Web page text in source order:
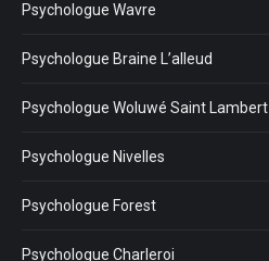
Psychologue Wavre
Psychologue Braine L’alleud
Psychologue Woluwé Saint Lambert
Psychologue Nivelles
Psychologue Forest
Psychologue Charleroi